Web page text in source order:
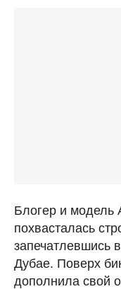
Блогер и модель
похвасталась
запечатлевшись
Дубае. Поверх
дополнила свой